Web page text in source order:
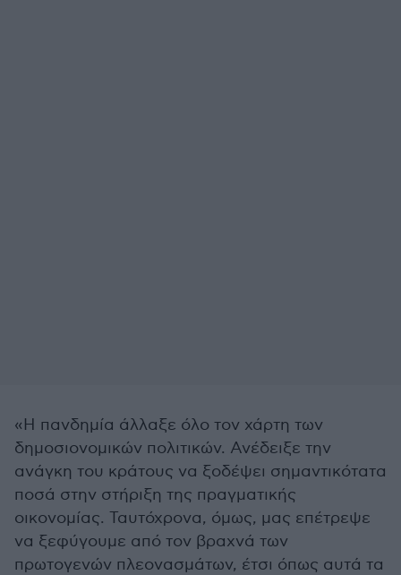
«Η πανδημία άλλαξε όλο τον χάρτη των
δημοσιονομικών πολιτικών. Ανέδειξε την
ανάγκη του κράτους να ξοδέψει σημαντικότατα
ποσά στην στήριξη της πραγματικής
οικονομίας. Ταυτόχρονα, όμως, μας επέτρεψε
να ξεφύγουμε από τον βραχνά των
πρωτογενών πλεονασμάτων, έτσι όπως αυτά τα